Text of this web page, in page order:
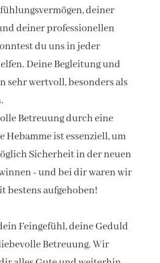
deiner
deiner professionellen
du uns in jeder
Deine Begleitung und
sehr wertvoll, besonders als
Betreuung durch eine
Hebamme ist essenziell, um
Sicherheit in der neuen
- und bei dir waren wir
bestens aufgehoben!
Feingefühl, deine Geduld
Betreuung. Wir